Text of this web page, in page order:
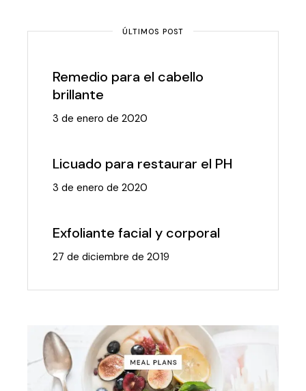
ÚLTIMOS POST
Remedio para el cabello
brillante
3 de enero de 2020
Licuado para restaurar el PH
3 de enero de 2020
Exfoliante facial y corporal
27 de diciembre de 2019